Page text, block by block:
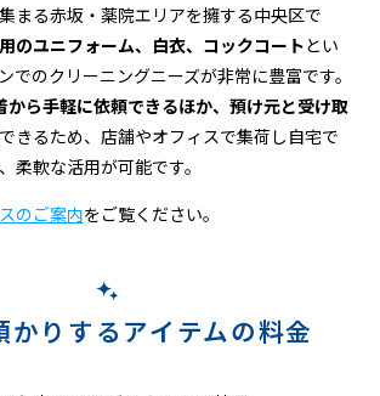
まる赤坂・薬院エリアを擁する中央区で
のユニフォーム、白衣、コックコートとい
でのクリーニングニーズが非常に豊富です。
から手軽に依頼できるほか、預け元と受け取
できるため、店舗やオフィスで集荷し自宅で
柔軟な活用が可能です。
のご案内をご覧ください。
かりするアイテムの料金